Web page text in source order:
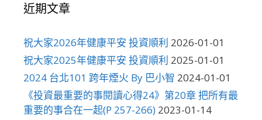
近期文章
祝大家2026年健康平安 投資順利 2026-01-01
祝大家2025年健康平安 投資順利 2025-01-01
2024 台北101 跨年煙火 By 巴小智 2024-01-01
《投資最重要的事閱讀心得24》第20章 把所有最
重要的事合在一起(P 257-266) 2023-01-14